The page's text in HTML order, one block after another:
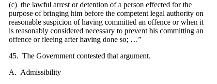
(c) the lawful arrest or detention of a person effected for the
purpose of bringing him before the competent legal authority on
reasonable suspicion of having committed an offence or when it
is reasonably considered necessary to prevent his committing an
offence or fleeing after having done so; …”
45. The Government contested that argument.
A. Admissibility